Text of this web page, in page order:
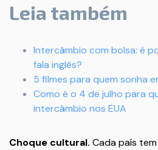
Leia também
Intercâmbio com bolsa: é
fala inglês?
5 filmes para quem sonha
Como é o 4 de julho para
intercâmbio nos EUA
Choque cultural. Cada país